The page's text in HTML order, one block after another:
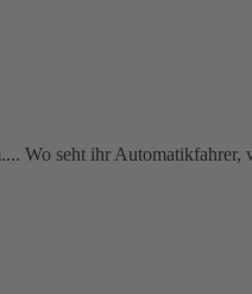
Wo seht ihr